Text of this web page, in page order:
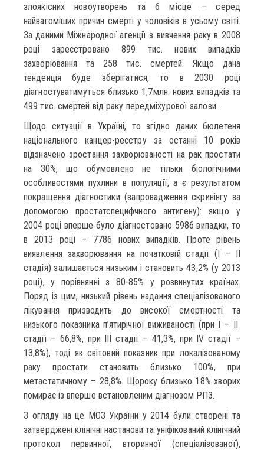
злоякісних новоутворень та 6 місце – серед
найвагоміших причин смерті у чоловіків в усьому світі.
За даними Міжнародної агенції з вивчення раку в 2008
році зареєстровано 899 тис. нових випадків
захворювання та 258 тис. смертей. Якщо дана
тенденція буде зберігатися, то в 2030 році
діагностуватимуться близько 1,7млн. нових випадків та
499 тис. смертей від раку передміхурової залози.
Щодо ситуації в Україні, то згідно даних бюлетеня
національного канцер-реєстру за останні 10 років
відзначено зростання захворюваності на рак простати
на 30%, що обумовлено не тільки біологічними
особливостями пухлини в популяції, а є результатом
покращення діагностики (запровадження скринінгу за
допомогою простатспецифчного антигену): якщо у
2004 році вперше було діагностовано 5986 випадки, то
в 2013 році – 7786 нових випадків. Проте рівень
виявлення захворювання на початковій стадії (І – ІІ
стадія) залишається низьким і становить 43,2% (у 2013
році), у порівнянні з 80-85% у розвинутих країнах.
Поряд із цим, низький рівень надання спеціалізованого
лікування призводить до високої смертності та
низького показника п’ятирічної виживаності (при І – ІІ
стадії – 66,8%, при ІІІ стадії – 41,3%, при ІV стадії –
13,8%), тоді як світовий показник при локалізованому
раку простати становить близько 100%, при
метастатичному – 28,8%. Щороку близько 18% хворих
помирає із вперше встановленим діагнозом РПЗ.
З огляду на це МОЗ України у 2014 були створені та
затверджені клінічні настанови та уніфікований клінічний
протокол первинної, вторинної (спеціалізованої),